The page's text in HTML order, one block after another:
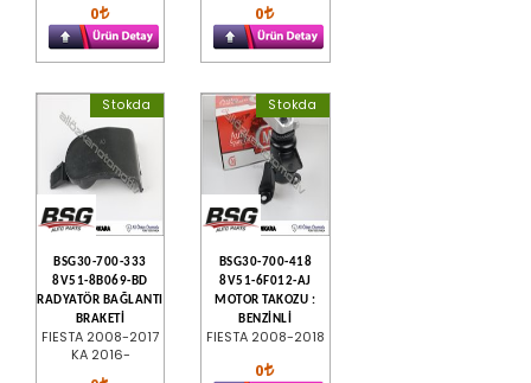
0 0
Stokda
BSG30-700-333
8V51-8B069-BD
RADYATÖR BAĞLANTI
BRAKETİ
FIESTA 2008-2017
KA 2016-
Stokda
BSG30-700-418
8V51-6F012-AJ
MOTOR TAKOZU :
BENZİNLİ
FIESTA 2008-2018
0